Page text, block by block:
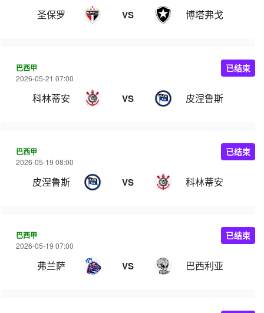
圣保罗 VS 博塔弗戈
巴西甲
2026-05-21 07:00
科林蒂安 VS 皮涅鲁斯
已结束
巴西甲
2026-05-19 08:00
皮涅鲁斯 VS 科林蒂安
已结束
巴西甲
2026-05-19 07:00
弗兰萨 VS 巴西利亚
已结束